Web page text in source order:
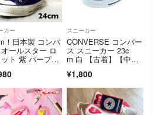
カー
！日本製 コンバ
ールスター ロ
ト 紫 パープ
スニーカー
CONVERSE コンバー
ス スニーカー 23c
m 白 【古着】【中
¥1,800